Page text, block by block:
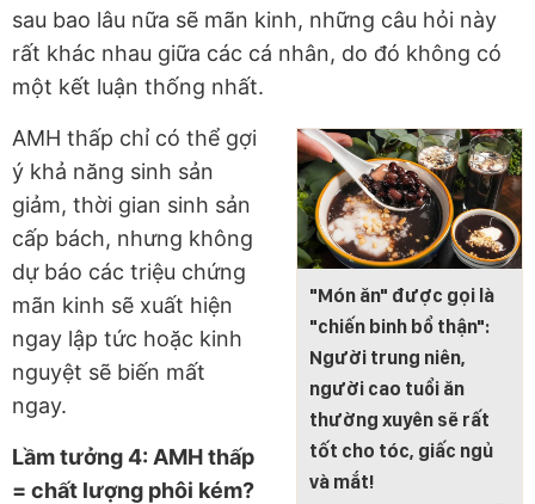
sau bao lâu nữa sẽ mãn kinh, những câu hỏi này
rất khác nhau giữa các cá nhân, do đó không có
một kết luận thống nhất.
"Món ăn" được gọi là
"chiến binh bổ thận":
Người trung niên,
người cao tuổi ăn
thường xuyên sẽ rất
tốt cho tóc, giấc ngủ
và mắt!
AMH thấp chỉ có thể gợi
ý khả năng sinh sản
giảm, thời gian sinh sản
cấp bách, nhưng không
dự báo các triệu chứng
mãn kinh sẽ xuất hiện
ngay lập tức hoặc kinh
nguyệt sẽ biến mất
ngay.
Lầm tưởng 4: AMH thấp
= chất lượng phôi kém?